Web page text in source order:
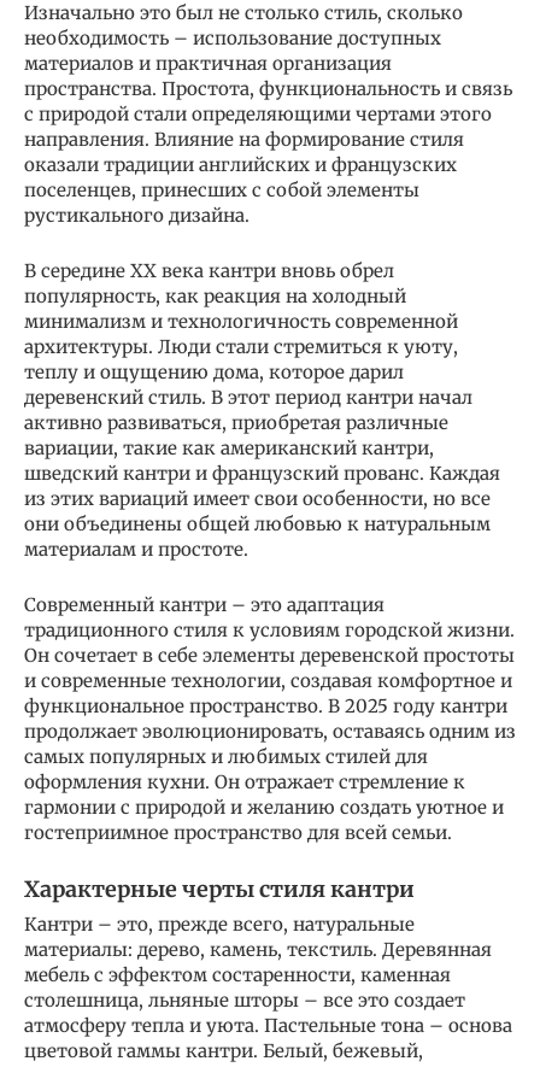
Изначально это был не столько стиль, сколько
необходимость – использование доступных
материалов и практичная организация
пространства. Простота, функциональность и связь
с природой стали определяющими чертами этого
направления. Влияние на формирование стиля
оказали традиции английских и французских
поселенцев, принесших с собой элементы
рустикального дизайна.
В середине XX века кантри вновь обрел
популярность, как реакция на холодный
минимализм и технологичность современной
архитектуры. Люди стали стремиться к уюту,
теплу и ощущению дома, которое дарил
деревенский стиль. В этот период кантри начал
активно развиваться, приобретая различные
вариации, такие как американский кантри,
шведский кантри и французский прованс. Каждая
из этих вариаций имеет свои особенности, но все
они объединены общей любовью к натуральным
материалам и простоте.
Современный кантри – это адаптация
традиционного стиля к условиям городской жизни.
Он сочетает в себе элементы деревенской простоты
и современные технологии, создавая комфортное и
функциональное пространство. В 2025 году кантри
продолжает эволюционировать, оставаясь одним из
самых популярных и любимых стилей для
оформления кухни. Он отражает стремление к
гармонии с природой и желанию создать уютное и
гостеприимное пространство для всей семьи.
Характерные черты стиля кантри
Кантри – это, прежде всего, натуральные
материалы: дерево, камень, текстиль. Деревянная
мебель с эффектом состаренности, каменная
столешница, льняные шторы – все это создает
атмосферу тепла и уюта. Пастельные тона – основа
цветовой гаммы кантри. Белый, бежевый,